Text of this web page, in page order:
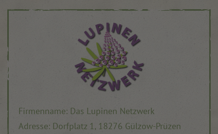
Firmenname: Das Lupinen Netzwerk
Adresse: Dorfplatz 1, 18276 Gülzow-Prüzen